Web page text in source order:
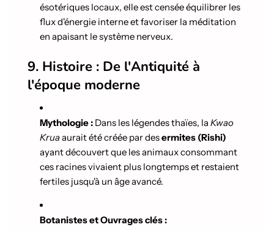
ésotériques locaux, elle est censée équilibrer les
flux d'énergie interne et favoriser la méditation
en apaisant le système nerveux.
9. Histoire : De l'Antiquité à
l'époque moderne
Mythologie : Dans les légendes thaïes, la Kwao
Kruaaurait été créée par desermites (Rishi)
ayant découvert que les animaux consommant
ces racines vivaient plus longtemps et restaient
fertiles jusqu'à un âge avancé.
Botanistes et Ouvrages clés :